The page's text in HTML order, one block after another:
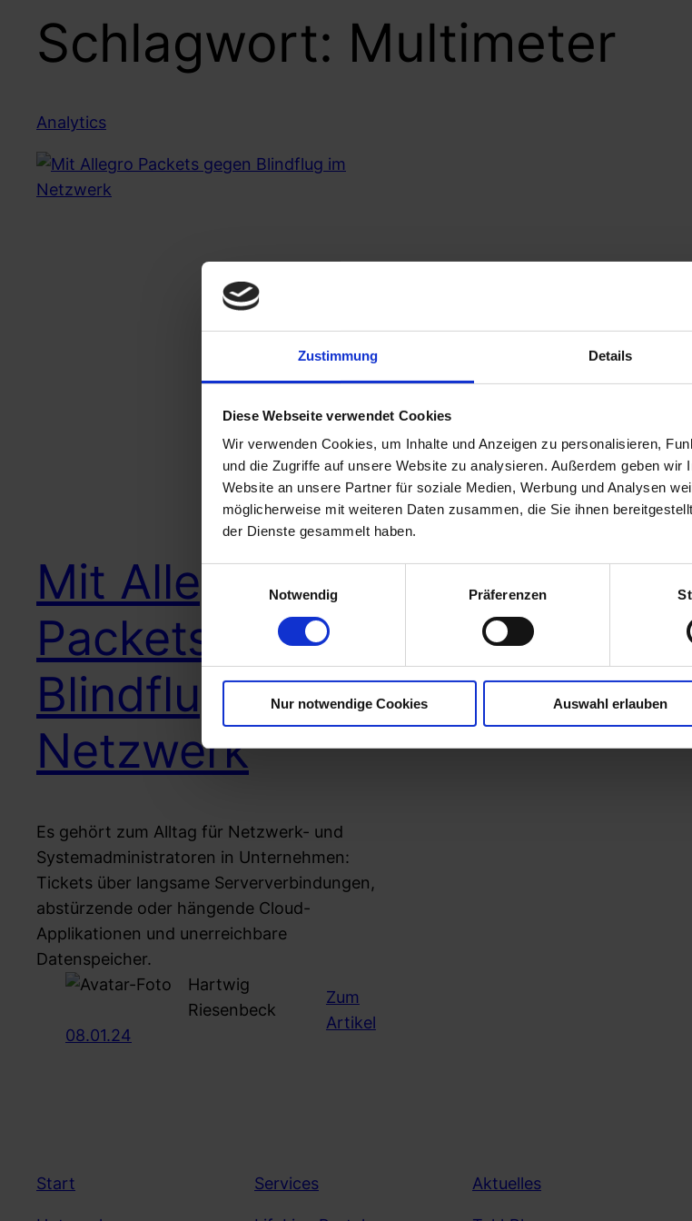
Zustimmung Details
Diese Webseite verwendet Cookies
Wir verwenden Cookies, um Inhalte und Anzeigen zu personalisieren,
und die Zugriffe auf unsere Website zu analysieren. Außerdem geben wir
Website an unsere Partner für soziale Medien, Werbung und Analysen
möglicherweise mit weiteren Daten zusammen, die Sie ihnen
der Dienste gesammelt haben.
Notwendig
Präferenzen
Nur notwendige Cookies Auswahl erlauben
Schlagwort: Multimeter
Analytics
Mit Allegro
Packets gegen
Blindflug im
Netzwerk
Es gehört zum Alltag für Netzwerk- und
Systemadministratoren in Unternehmen:
Tickets über langsame Serververbindungen,
abstürzende oder hängende Cloud-
Applikationen und unerreichbare
Datenspeicher.
Hartwig
Riesenbeck
08.01.24
Zum
Artikel:
Start Services Aktuelles